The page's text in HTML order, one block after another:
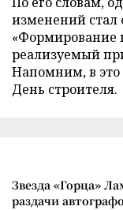
изменений
«Формирование
реализуемый
Напомним, в это
День строителя.
Звезда «Горца»
раздачи